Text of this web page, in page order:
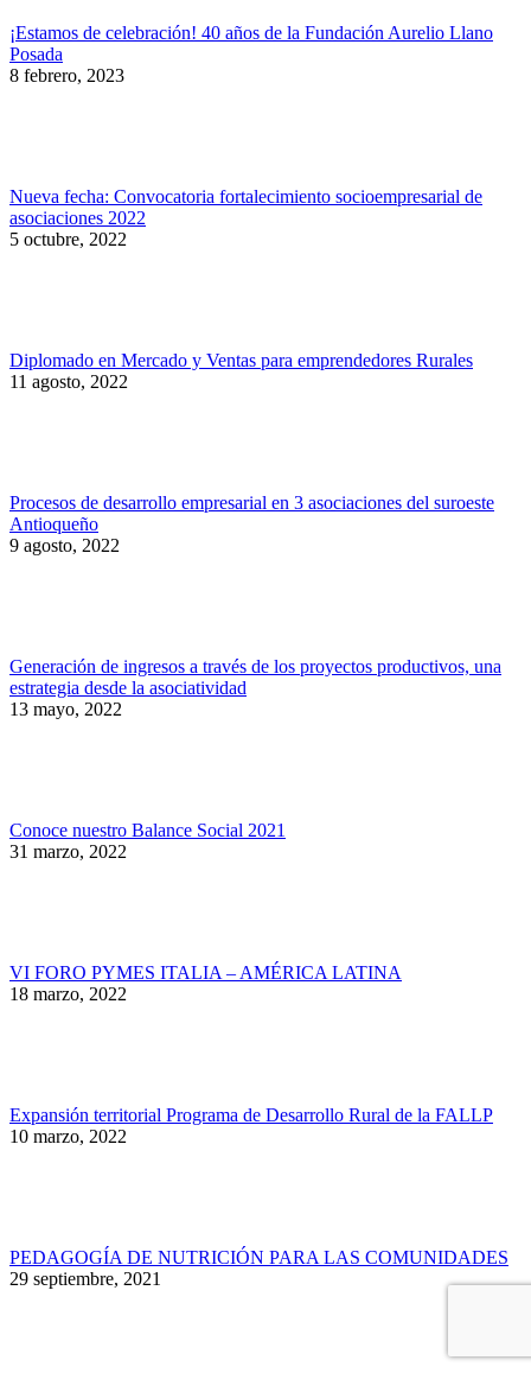
¡Estamos de celebración! 40 años de la Fundación Aurelio Llano
Posada
8 febrero, 2023
Nueva fecha: Convocatoria fortalecimiento socioempresarial de
asociaciones 2022
5 octubre, 2022
Diplomado en Mercado y Ventas para emprendedores Rurales
11 agosto, 2022
Procesos de desarrollo empresarial en 3 asociaciones del suroeste
Antioqueño
9 agosto, 2022
Generación de ingresos a través de los proyectos productivos, una
estrategia desde la asociatividad
13 mayo, 2022
Conoce nuestro Balance Social 2021
31 marzo, 2022
VI FORO PYMES ITALIA – AMÉRICA LATINA
18 marzo, 2022
Expansión territorial Programa de Desarrollo Rural de la FALLP
10 marzo, 2022
PEDAGOGÍA DE NUTRICIÓN PARA LAS COMUNIDADES
29 septiembre, 2021